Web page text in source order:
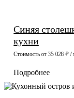
Синяя
кухни
Стоимость от 35 028 ₽ /
Подробнее